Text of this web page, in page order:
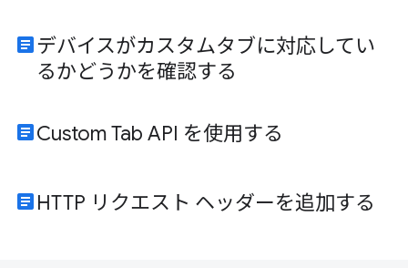
articleデバイスがカスタムタブに対応してい
るかどうかを確認する
articleCustom Tab API を使用する
article HTTP リクエスト ヘッダーを追加する